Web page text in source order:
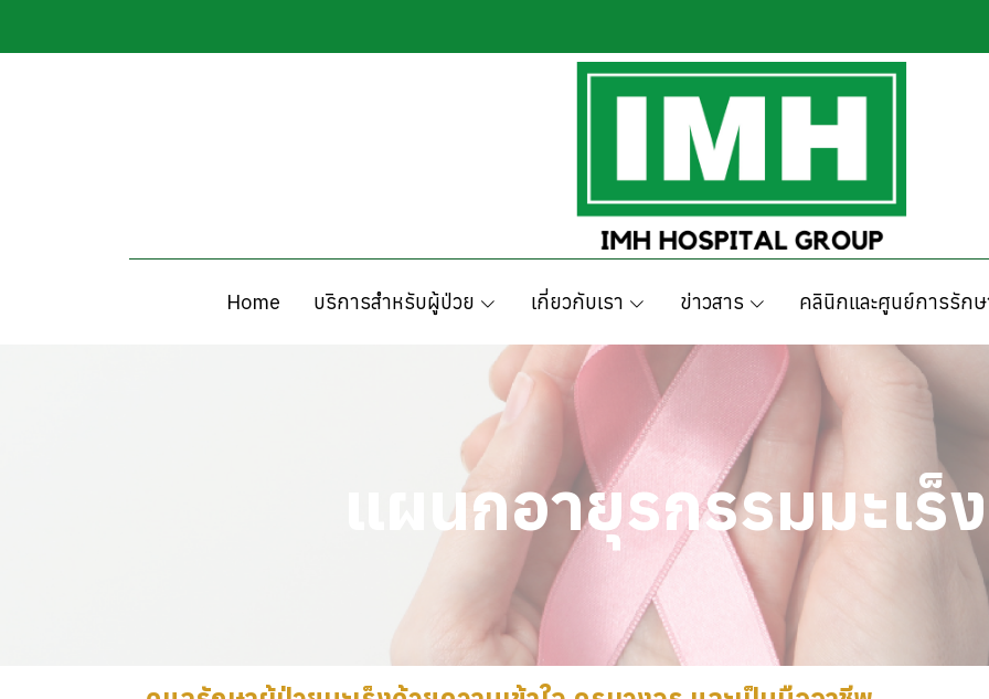
Home บริการสำหรับผู้ป่วย เกี่ยวกับเรา ข่าวสาร คลินิกและศูนย์การรักษ
แผนกอายุรกรรมมะเร็